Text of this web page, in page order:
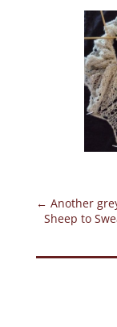
← Another
Sheep to